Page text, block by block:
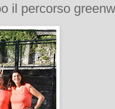
il percorso